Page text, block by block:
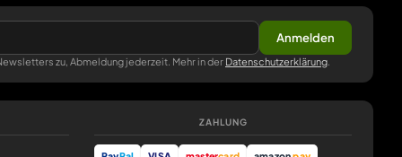
Anmelden
zu, Abmeldung jederzeit. Mehr in der Datenschutzerklärung
ZAHLUNG